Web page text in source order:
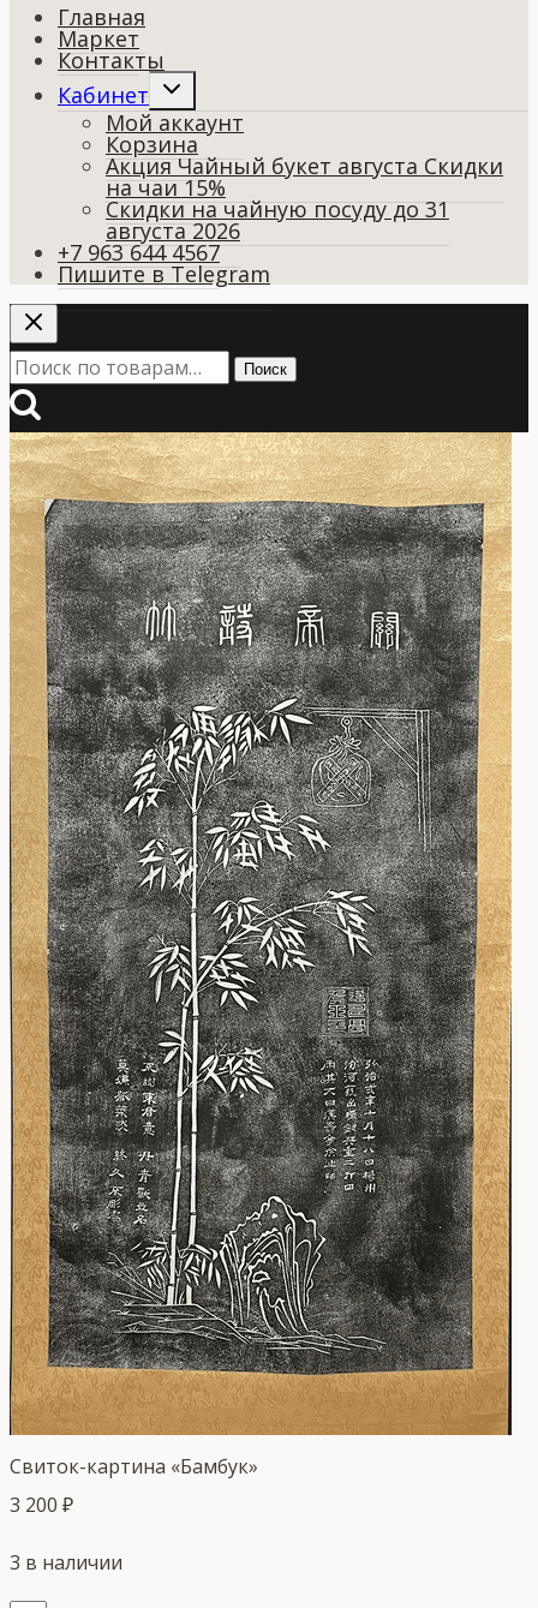
Главная
Маркет
Контакты
Кабинет
Переключить
дочернее
меню
Мой аккаунт
Корзина
Акция Чайный букет августа Скидки
на чаи 15%
Скидки на чайную посуду до 31
августа 2026
+7 963 644 4567
Пишите в Telegram
Искать: Поиск
Свиток-картина «Бамбук»
3 200 ₽
3 в наличии